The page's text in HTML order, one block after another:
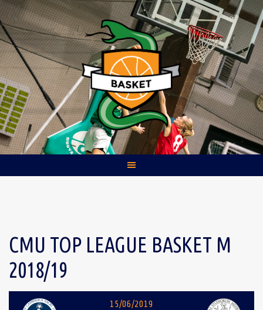
Skip
to
content
CMU TOP LEAGUE BASKET M
2018/19
15/06/2019